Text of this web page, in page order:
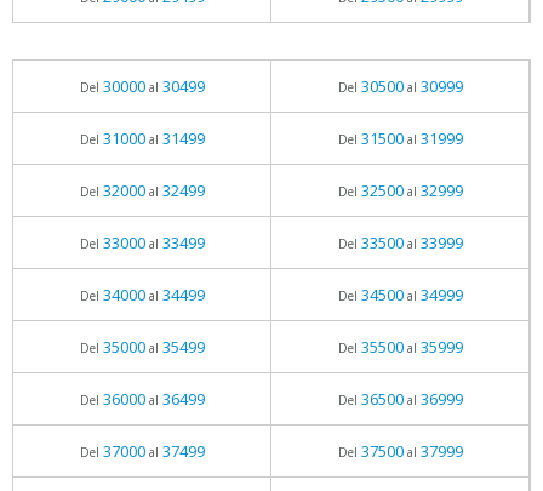
Del 30000al 30499 Del 30500al 30999
Del 31000al 31499 Del 31500al 31999
Del 32000al 32499 Del 32500al 32999
Del 33000al 33499 Del 33500al 33999
Del 34000al 34499 Del 34500al 34999
Del 35000al 35499 Del 35500al 35999
Del 36000al 36499 Del 36500al 36999
Del 37000al 37499 Del 37500al 37999